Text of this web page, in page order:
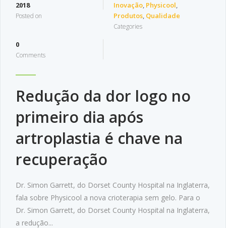
2018
Posted on
Inovação, Physicool,
Produtos, Qualidade
Categories
0
Comments
Redução da dor logo no
primeiro dia após
artroplastia é chave na
recuperação
Dr. Simon Garrett, do Dorset County Hospital na Inglaterra,
fala sobre Physicool a nova crioterapia sem gelo. Para o
Dr. Simon Garrett, do Dorset County Hospital na Inglaterra,
a redução...